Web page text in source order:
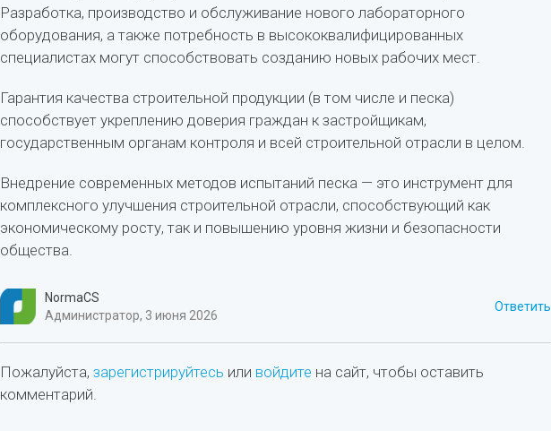
Разработка, производство и обслуживание нового лабораторного
оборудования, а также потребность в высококвалифицированных
специалистах могут способствовать созданию новых рабочих мест.
Гарантия качества строительной продукции (в том числе и песка)
способствует укреплению доверия граждан к застройщикам,
государственным органам контроля и всей строительной отрасли в целом.
Внедрение современных методов испытаний песка — это инструмент для
комплексного улучшения строительной отрасли, способствующий как
экономическому росту, так и повышению уровня жизни и безопасности
общества.
NormaCS
Администратор, 3 июня 2026
Ответить
Пожалуйста, зарегистрируйтесь или войдите на сайт, чтобы оставить
комментарий.